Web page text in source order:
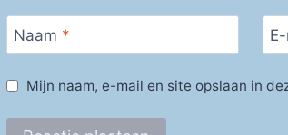
Naam *
Mijn naam, e-mail en site opslaan in